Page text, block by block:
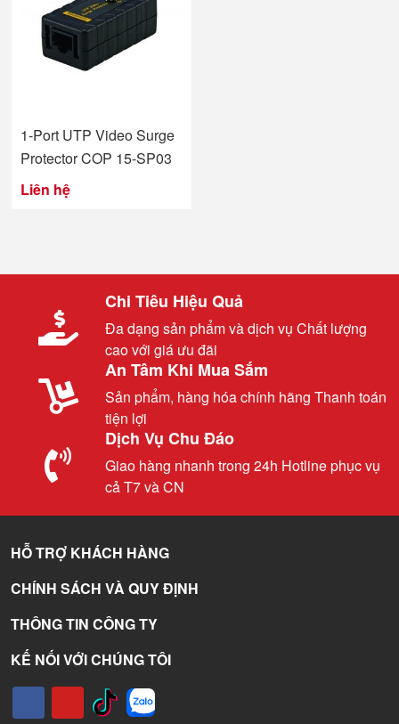
1-Port UTP Video Surge
Protector COP 15-SP03
Liên hệ
Chi Tiêu Hiệu Quả
Đa dạng sản phẩm và dịch vụ Chất lượng
cao với giá ưu đãi
An Tâm Khi Mua Sắm
Sản phẩm, hàng hóa chính hãng Thanh toán
tiện lợi
Dịch Vụ Chu Đáo
Giao hàng nhanh trong 24h Hotline phục vụ
cả T7 và CN
HỖ TRỢ KHÁCH HÀNG
CHÍNH SÁCH VÀ QUY ĐỊNH
THÔNG TIN CÔNG TY
KẾ NỐI VỚI CHÚNG TÔI